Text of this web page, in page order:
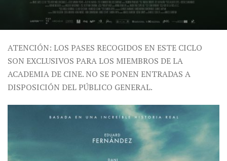
ATENCIÓN: LOS PASES RECOGIDOS EN ESTE CICLO
SON EXCLUSIVOS PARA LOS MIEMBROS DE LA
ACADEMIA DE CINE. NO SE PONEN ENTRADAS A
DISPOSICIÓN DEL PÚBLICO GENERAL.